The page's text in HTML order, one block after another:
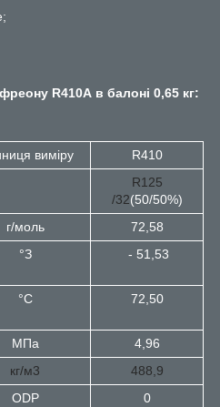
R410А в балоні 0,65 кг:
виміру
R410
R125
/32(50/50%)
г/моль
72,58
°З - 51,53
°С 72,50
МПа
4,96
кг/м3
488,9
ODP 0